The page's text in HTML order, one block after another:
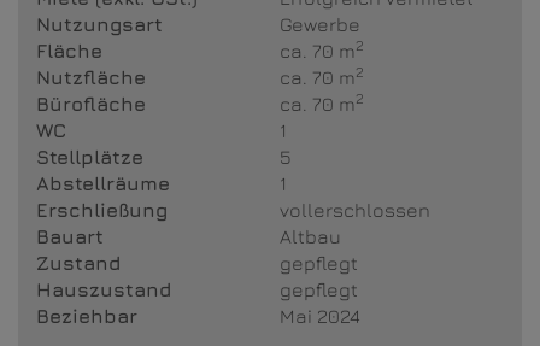
Nutzungsart
Gewerbe
Fläche
ca. 70 m2
Nutzfläche ca. 70 m2
Bürofläche ca. 70 m2
WC
1
Stellplätze
5
Abstellräume
1
Erschließung
vollerschlossen
Bauart
Altbau
Zustand
gepflegt
Hauszustand
gepflegt
Beziehbar
Mai 2024